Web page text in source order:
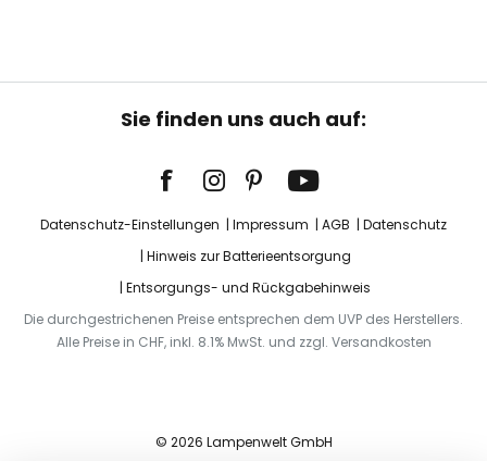
Sie finden uns auch auf:
Datenschutz-Einstellungen Impressum AGB
Datenschutz
Hinweis zur Batterieentsorgung
Entsorgungs- und Rückgabehinweis
Die durchgestrichenen Preise entsprechen dem UVP des Herstellers.
Alle Preise in CHF, inkl. 8.1% MwSt. und zzgl. Versandkosten
© 2026 Lampenwelt GmbH